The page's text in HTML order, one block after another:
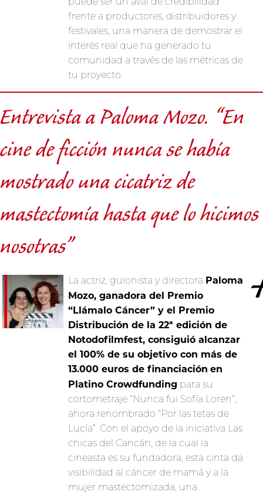
frente a productores, distribuidores y
festivales, una manera de demostrar el
interés real que ha generado tu
comunidad a través de las métricas de
tu proyecto.
Entrevista a Paloma Mozo. “En
cine de ficción nunca se había
mostrado una cicatriz de
mastectomía hasta que lo hicimos
nosotras”
La actriz, guionista y directora Paloma
Mozo, ganadora del Premio
“Llámalo Cáncer” y el Premio
Distribución de la 22ª edición de
Notodofilmfest, consiguió alcanzar
el 100% de su objetivo con más de
13.000 euros de financiación en
Platino Crowdfunding para su
cortometraje “Nunca fui Sofía Loren”,
ahora renombrado “Por las tetas de
Lucía”. Con el apoyo de la iniciativa Las
chicas del Cancán, de la cual la
cineasta es su fundadora, esta cinta da
visibilidad al cáncer de mamá y a la
mujer mastectomizada, una